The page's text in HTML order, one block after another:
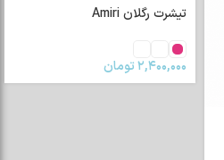
تیشرت رگلان Amiri
۲,۴۰۰,۰۰۰تومان